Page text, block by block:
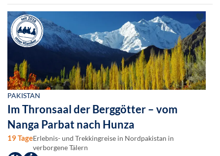
PAKISTAN
Im Thronsaal der Berggötter – vom
Nanga Parbat nach Hunza
19 TageErlebnis- und Trekkingreise in Nordpakistan in
verborgene Tälern